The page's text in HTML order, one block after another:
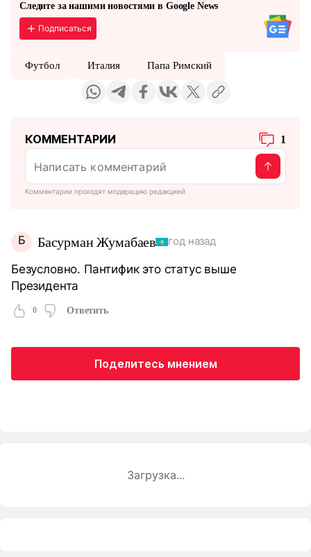
Следите за нашими новостями в Google News
Подписаться
Футбол Италия Папа Римский
КОММЕНТАРИИ 1
Комментарии проходят модерацию редакцией
Б Басурман Жумабаев год назад
Безусловно. Пантифик это статус выше
Президента
0 Ответить
Поделитесь мнением
Загрузка...